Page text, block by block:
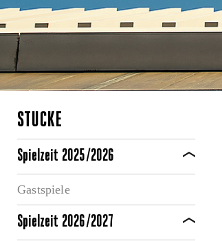
STÜCKE
Spielzeit 2025/2026
Gastspiele
Spielzeit 2026/2027